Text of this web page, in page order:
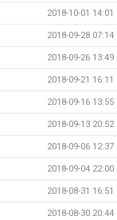
2018-10-01 14:01
2018-09-28 07:14
2018-09-26 13:49
2018-09-21 16:11
2018-09-16 13:55
2018-09-13 20:52
2018-09-06 12:37
2018-09-04 22:00
2018-08-31 16:51
2018-08-30 20:44